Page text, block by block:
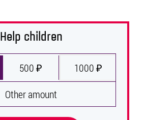
Help children
500 ₽
1000 ₽
Other amount